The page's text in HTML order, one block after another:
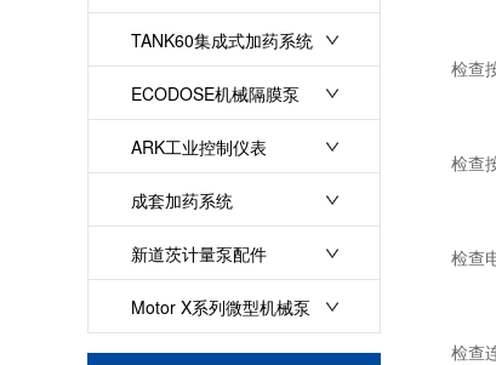
TANK60集成式加药系统
ECODOSE机械隔膜泵
ARK工业控制仪表
成套加药系统
新道茨计量泵配件
Motor X系列微型机械泵
检查
检查
检查
检查